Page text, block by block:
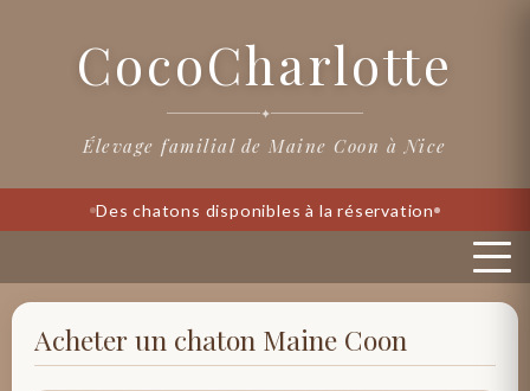
CocoCharlotte
✦
Élevage familial de Maine Coon à Nice
Des chatons disponibles à la réservation
Acheter un chaton Maine Coon